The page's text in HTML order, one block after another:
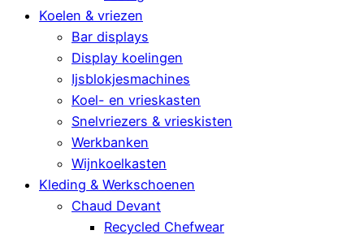
Koelen & vriezen
Bar displays
Display koelingen
Ijsblokjesmachines
Koel- en vrieskasten
Snelvriezers & vrieskisten
Werkbanken
Wijnkoelkasten
Kleding & Werkschoenen
Chaud Devant
Recycled Chefwear